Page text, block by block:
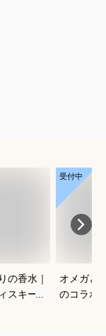
の香水｜
スキーな
受付中
オメガと
のコラボ